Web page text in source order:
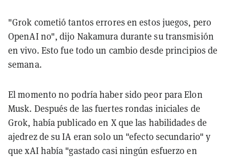
"Grok cometió tantos errores en estos juegos, pero
OpenAI no", dijo Nakamura durante su transmisión
en vivo. Esto fue todo un cambio desde principios de
semana.
El momento no podría haber sido peor para Elon
Musk. Después de las fuertes rondas iniciales de
Grok, había publicado en X que las habilidades de
ajedrez de su IA eran solo un "efecto secundario" y
que xAI había "gastado casi ningún esfuerzo en